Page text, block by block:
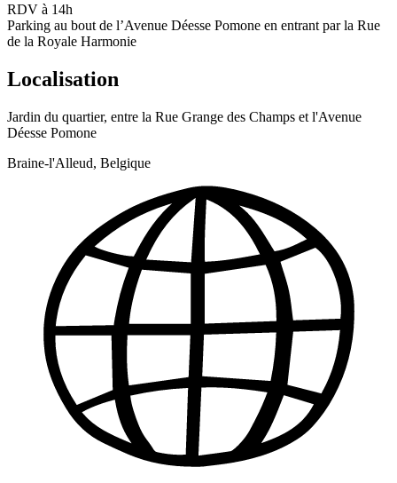
RDV à 14h
Parking au bout de l’Avenue Déesse Pomone en entrant par la Rue
de la Royale Harmonie
Localisation
Jardin du quartier, entre la Rue Grange des Champs et l'Avenue
Déesse Pomone
Braine-l'Alleud, Belgique